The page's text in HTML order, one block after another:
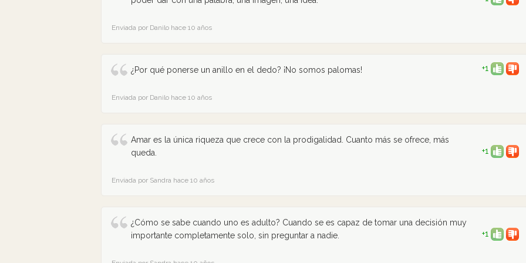
Enviada por Danilo hace 10 años
¿Por qué ponerse un anillo en el dedo? ¡No somos palomas! +1
Enviada por Danilo hace 10 años
Amar es la única riqueza que crece con la prodigalidad. Cuanto más se ofrece, más
queda.
+1
Enviada por Sandra hace 10 años
¿Cómo se sabe cuando uno es adulto? Cuando se es capaz de tomar una decisión muy
importante completamente solo, sin preguntar a nadie.
+1